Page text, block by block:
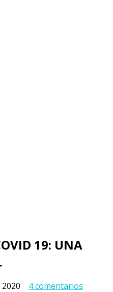
19: UNA
4 comentarios